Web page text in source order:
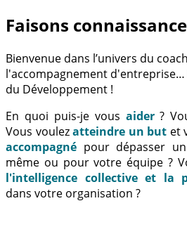
Faisons connaissance
Bienvenue dans l’univers du
l'accompagnement d'entreprise…
du Développement !
En quoi puis-je vous aider?
Vous voulezatteindre un but et
accompagné pour dépasser
même ou pour votre équipe ?
l'intelligence collective et la
dans votre organisation ?